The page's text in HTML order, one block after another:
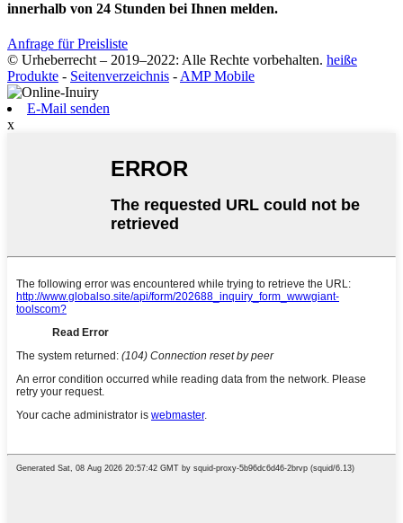
innerhalb von 24 Stunden bei Ihnen melden.
Anfrage für Preisliste
© Urheberrecht – 2019–2022: Alle Rechte vorbehalten. heiße
Produkte - Seitenverzeichnis - AMP Mobile
E-Mail senden
x